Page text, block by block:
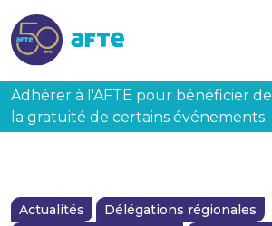
Adhérer à l'AFTE pour bénéficier de
la gratuité de certains événements
Actualités
Délégations régionales